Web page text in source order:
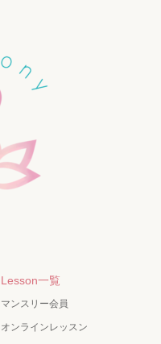
Lesson一覧
マンスリー会員
オンラインレッスン